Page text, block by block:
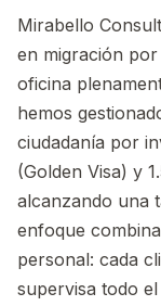
Mirabello
en migración
oficina
hemos
ciudadanía por
(Golden Visa) y
alcanzando una
enfoque
personal: cada
supervisa todo